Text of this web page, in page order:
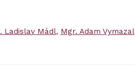
Ladislav Mádl Mgr. Adam Vymazal